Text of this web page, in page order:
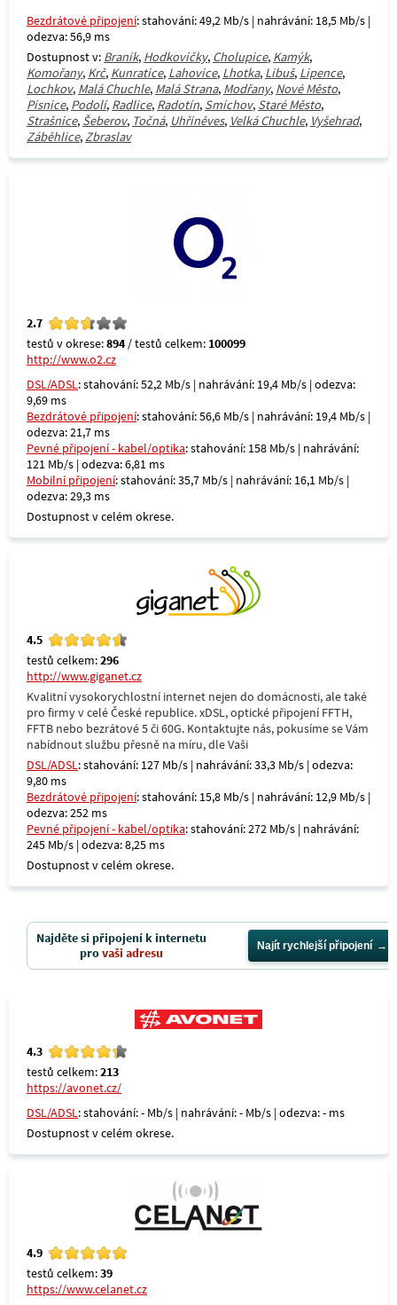
Bezdrátové připojení: stahování: 49,2 Mb/s | nahrávání: 18,5 Mb/s |
odezva: 56,9 ms
Dostupnost v: Braník, Hodkovičky, Cholupice, Kamýk,
Komořany, Krč, Kunratice, Lahovice, Lhotka, Libuš, Lipence,
Lochkov, Malá Chuchle, Malá Strana, Modřany, Nové Město,
Písnice, Podolí, Radlice, Radotín, Smíchov, Staré Město,
Strašnice, Šeberov, Točná, Uhříněves, Velká Chuchle, Vyšehrad,
Záběhlice,Zbraslav
2.7
testů v okrese:894 / testů celkem: 100099
http://www.o2.cz
DSL/ADSL: stahování: 52,2 Mb/s | nahrávání: 19,4 Mb/s | odezva:
9,69 ms
Bezdrátové připojení: stahování: 56,6 Mb/s | nahrávání: 19,4 Mb/s |
odezva: 21,7 ms
Pevné připojení - kabel/optika: stahování: 158 Mb/s | nahrávání:
121 Mb/s | odezva: 6,81 ms
Mobilní připojení: stahování: 35,7 Mb/s | nahrávání: 16,1 Mb/s |
odezva: 29,3 ms
Dostupnost v celém okrese.
4.5
testů celkem:296
http://www.giganet.cz
Kvalitní vysokorychlostní internet nejen do domácnosti, ale také
pro firmy v celé České republice. xDSL, optické připojení FFTH,
FFTB nebo bezrátové 5 či 60G. Kontaktujte nás, pokusíme se Vám
nabídnout službu přesně na míru, dle Vaši
DSL/ADSL: stahování: 127 Mb/s | nahrávání: 33,3 Mb/s | odezva:
9,80 ms
Bezdrátové připojení: stahování: 15,8 Mb/s | nahrávání: 12,9 Mb/s |
odezva: 252 ms
Pevné připojení - kabel/optika: stahování: 272 Mb/s | nahrávání:
245 Mb/s | odezva: 8,25 ms
Dostupnost v celém okrese.
Najděte si připojení k internetu
provaši adresu Najít rychlejší připojení
4.3
testů celkem:213
https://avonet.cz/
DSL/ADSL: stahování: - Mb/s | nahrávání: - Mb/s | odezva: - ms
Dostupnost v celém okrese.
4.9
testů celkem:39
https://www.celanet.cz